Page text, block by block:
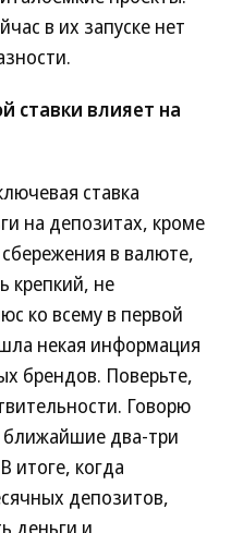
в их запуске нет
ставки влияет на
ставка
на депозитах, кроме
в валюте,
крепкий, не
ко всему в первой
некая информация
брендов. Поверьте,
Говорю
ближайшие два-три
итоге, когда
депозитов,
деньги и,